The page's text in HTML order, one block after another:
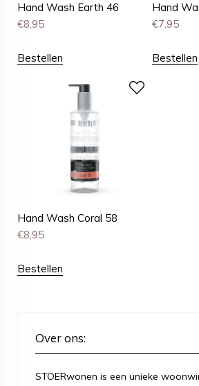
Hand Wash Earth 46
€8,95
Bestellen
Hand
€7,95
Bestellen
Hand Wash Coral 58
€8,95
Bestellen
Over ons:
STOERwonen is een unieke